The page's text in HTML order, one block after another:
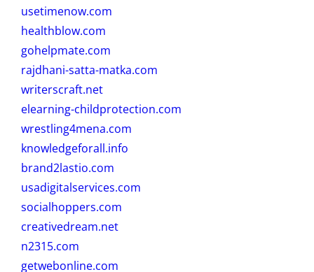
usetimenow.com
healthblow.com
gohelpmate.com
rajdhani-satta-matka.com
writerscraft.net
elearning-childprotection.com
wrestling4mena.com
knowledgeforall.info
brand2lastio.com
usadigitalservices.com
socialhoppers.com
creativedream.net
n2315.com
getwebonline.com